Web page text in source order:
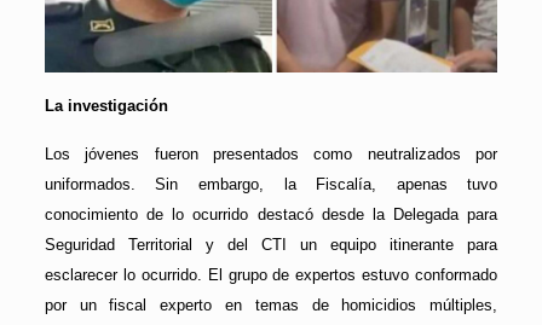
La investigación
Los jóvenes fueron presentados como neutralizados por
uniformados. Sin embargo, la Fiscalía, apenas tuvo
conocimiento de lo ocurrido destacó desde la Delegada para
Seguridad Territorial y del CTI un equipo itinerante para
esclarecer lo ocurrido. El grupo de expertos estuvo conformado
por un fiscal experto en temas de homicidios múltiples,